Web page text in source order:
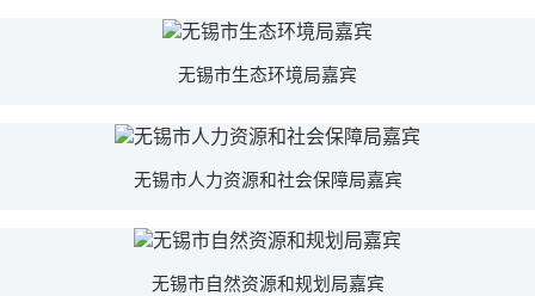
无锡市生态环境局嘉宾
无锡市人力资源和社会保障局嘉宾
无锡市自然资源和规划局嘉宾